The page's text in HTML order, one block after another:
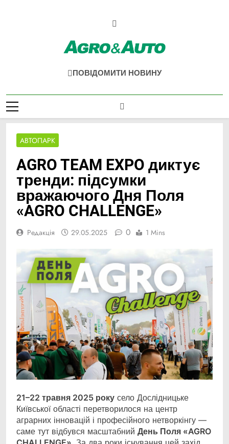
Agro & Auto
ПОВІДОМИТИ НОВИНУ
АВТОПАРК
AGRO TEAM EXPO диктує
тренди: підсумки
вражаючого Дня Поля
«AGRO CHALLENGE»
Редакція 29.05.2025 0 1 Mins
21–22 травня 2025 року село Дослідницьке
Київської області перетворилося на центр
аграрних інновацій і професійного нетворкінгу —
саме тут відбувся масштабний День Поля «AGRO